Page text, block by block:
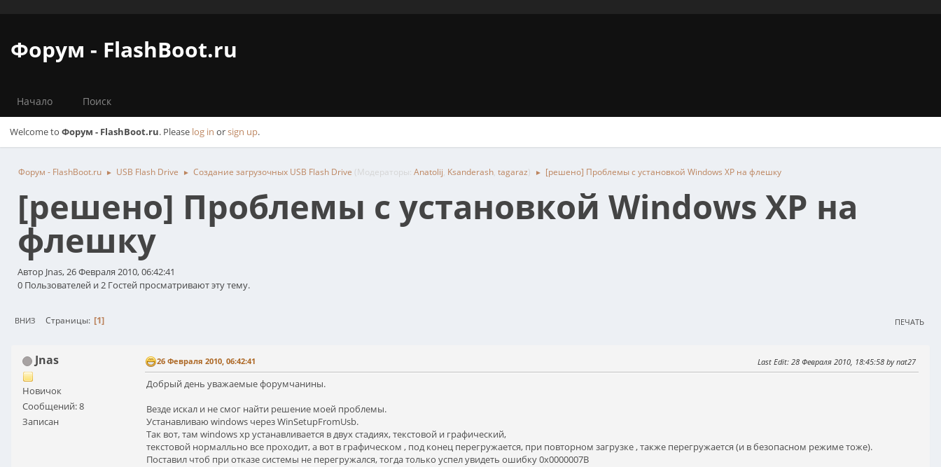
Форум - FlashBoot.ru
Начало Поиск
Welcome to Форум - FlashBoot.ru. Please log in orsign up.
Форум - FlashBoot.ru ► USB Flash Drive ► Создание загрузочных USB Flash Drive (Модераторы: Anatolij, Ksanderash, tagaraz) ► [решено] Проблемы с установкой Windows XP на флешку
[решено] Проблемы с установкой Windows XP на
флешку
Автор Jnas, 26 Февраля 2010, 06:42:41
0 Пользователей и 2 Гостей просматривают эту тему.
ПЕЧАТЬ
ВНИЗ Страницы 1
Jnas
Новичок
Сообщений: 8
Записан
26 Февраля 2010, 06:42:41 Last Edit: 28 Февраля 2010, 18:45:58 by nat27
Добрый день уважаемые форумчанины.
Везде искал и не смог найти решение моей проблемы.
Устанавливаю windows через WinSetupFromUsb.
Так вот, там windows xp устанавливается в двух стадиях, текстовой и графический,
текстовой нормалльно все проходит, а вот в графическом , под конец перегружается, при повторном загрузке , также перегружается (и в безопасном режиме тоже).
Поставил чтоб при отказе системы не перегружался, тогда только успел увидеть ошибку 0x0000007B